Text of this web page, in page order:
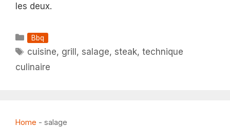
les deux.
Catégories
Bbq
Étiquettes
cuisine, grill, salage, steak,technique
culinaire
Home - salage